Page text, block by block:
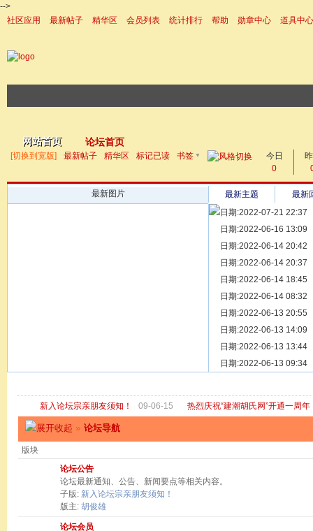
-->
社区应用
最新帖子 精华区 会员列表 统计排行 帮助 勋章中心
道具中心
网站首页 论坛首页
帖子
[切换到宽版] 最新帖子 精华区 标记已读 书签 ▼
今日
0
最新图片 最新主题
最新
日期:2022-07-21 22:37
[ 宗亲新闻 ] 同为宗亲，
日期:2022-06-16 13:09
[ 族谱知识 ] 漫话辈份
日期:2022-06-14 20:42
[ 族谱知识 ] 修族谱的用
日期:2022-06-14 20:37
[ 族谱知识 ] 一元等于多
日期:2022-06-14 18:45
[ 散文随笔 ] 写给远在天
日期:2022-06-14 08:32
[ 宗亲新闻 ] 关于“金鸡落
日期:2022-06-13 20:55
[ 庙堂宗祠 ] 洽礼祖祠
日期:2022-06-13 14:09
[ 庙堂宗祠 ] 京华胡氏二
日期:2022-06-13 13:44
[ 庙堂宗祠 ] 祖祠、家庙
日期:2022-06-13 09:34
新入论坛宗亲朋友须知！ 09-06-15 热烈庆祝“建潮胡氏网”开通一周年
» 论坛导航
版块
论坛公告
论坛最新通知、公告、新闻要点等相关内容。
子版: 新入论坛宗亲朋友须知！
版主: 胡俊雄
论坛会员